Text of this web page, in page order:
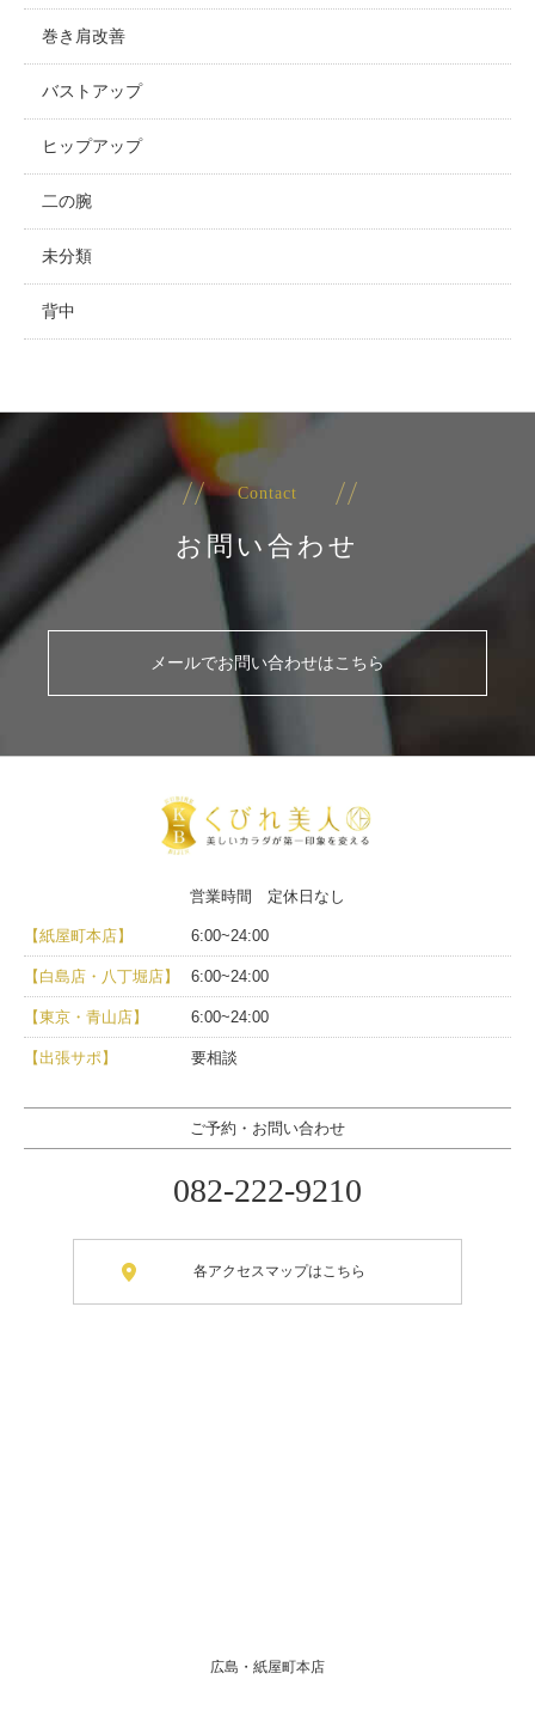
巻き肩改善
バストアップ
ヒップアップ
二の腕
未分類
背中
Contact
お問い合わせ
メールでお問い合わせはこちら
営業時間 定休日なし
【紙屋町本店】 6:00~24:00
【白島店・八丁堀店】 6:00~24:00
【東京・青山店】 6:00~24:00
【出張サポ】 要相談
ご予約・お問い合わせ
082-222-9210
各アクセスマップはこちら
広島・紙屋町本店